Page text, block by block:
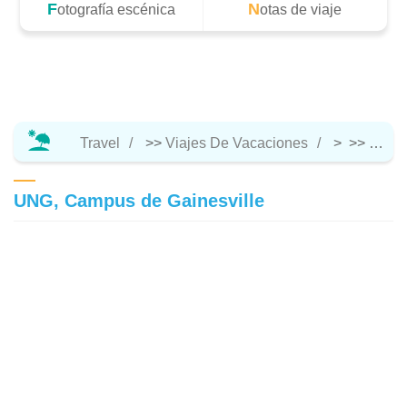
Fotografía escénica Notas de viaje
Travel >> Viajes De Vacaciones > >>
UNG, Campus de Gainesville